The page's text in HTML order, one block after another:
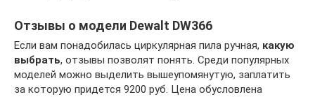
Отзывы о модели Dewalt DW366
Если вам понадобилась циркулярная пила ручная, какую
выбрать, отзывы позволят понять. Среди популярных
моделей можно выделить вышеупомянутую, заплатить
за которую придется 9200 руб. Цена обусловлена